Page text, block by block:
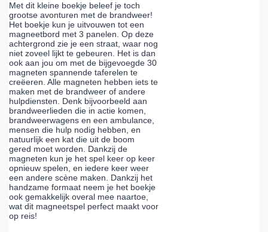
Met dit kleine boekje beleef je toch
grootse avonturen met de brandweer!
Het boekje kun je uitvouwen tot een
magneetbord met 3 panelen. Op deze
achtergrond zie je een straat, waar nog
niet zoveel lijkt te gebeuren. Het is dan
ook aan jou om met de bijgevoegde 30
magneten spannende taferelen te
creëeren. Alle magneten hebben iets te
maken met de brandweer of andere
hulpdiensten. Denk bijvoorbeeld aan
brandweerlieden die in actie komen,
brandweerwagens en een ambulance,
mensen die hulp nodig hebben, en
natuurlijk een kat die uit de boom
gered moet worden. Dankzij de
magneten kun je het spel keer op keer
opnieuw spelen, en iedere keer weer
een andere scène maken. Dankzij het
handzame formaat neem je het boekje
ook gemakkelijk overal mee naartoe,
wat dit magneetspel perfect maakt voor
op reis!